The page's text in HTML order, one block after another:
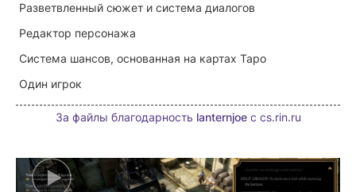
Разветвленный сюжет и система диалогов
Редактор персонажа
Система шансов, основанная на картах Таро
Один игрок
За файлы благодарность lanternjoeс cs.rin.ru